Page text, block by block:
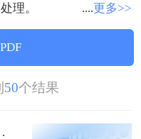
理。
....更多>>
50个结果
法超实用！